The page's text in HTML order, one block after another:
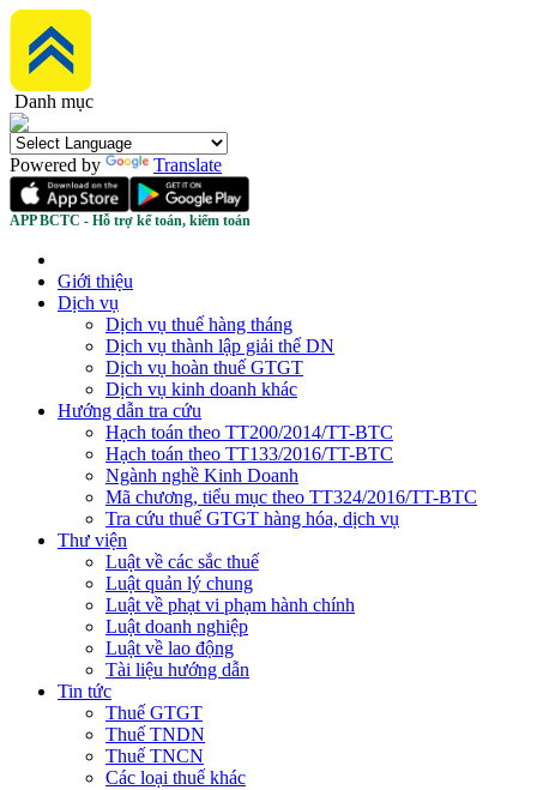
Danh mục
Powered by Translate
APP BCTC - Hỗ trợ kế toán, kiểm toán
Giới thiệu
Dịch vụ
Dịch vụ thuế hàng tháng
Dịch vụ thành lập giải thể DN
Dịch vụ hoàn thuế GTGT
Dịch vụ kinh doanh khác
Hướng dẫn tra cứu
Hạch toán theo TT200/2014/TT-BTC
Hạch toán theo TT133/2016/TT-BTC
Ngành nghề Kinh Doanh
Mã chương, tiểu mục theo TT324/2016/TT-BTC
Tra cứu thuế GTGT hàng hóa, dịch vụ
Thư viện
Luật về các sắc thuế
Luật quản lý chung
Luật về phạt vi phạm hành chính
Luật doanh nghiệp
Luật về lao động
Tài liệu hướng dẫn
Tin tức
Thuế GTGT
Thuế TNDN
Thuế TNCN
Các loại thuế khác